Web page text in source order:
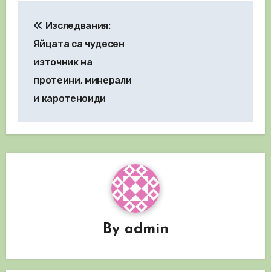
Изследвания:
Яйцата са чудесен
източник на
протеини, минерали
и каротеноиди
By admin